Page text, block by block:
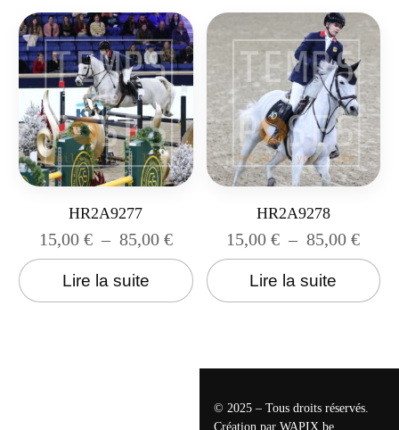
HR2A9277
15,00 € – 85,00 €
Lire la suite
HR2A9278
15,00€ – 85,00€
Lire la suite
© 2025 – Tous droits réservés.
Création par WAPIX.be